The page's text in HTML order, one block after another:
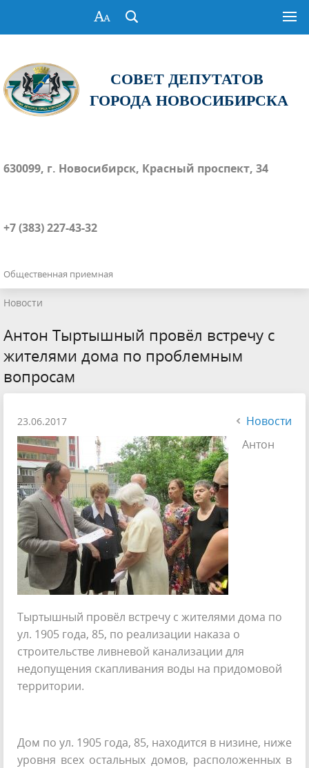
СОВЕТ ДЕПУТАТОВ
ГОРОДА НОВОСИБИРСКА
630099, г. Новосибирск, Красный проспект, 34
+7 (383) 227-43-32
Общественная приемная
Новости
Антон Тыртышный провёл встречу с
жителями дома по проблемным
вопросам
23.06.2017
Новости
Антон
Тыртышный провёл встречу с жителями дома по
ул. 1905 года, 85, по реализации наказа о
строительстве ливневой канализации для
недопущения скапливания воды на придомовой
территории.
Дом по ул. 1905 года, 85, находится в низине, ниже
уровня всех остальных домов, расположенных в